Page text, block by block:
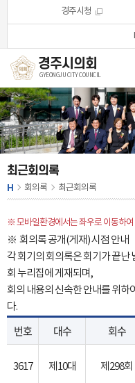
경주시청
경주시의회
GYEONGJU CITY COUNCIL
최근회의록
H 회의록 최근회의록
※ 모바일환경에서는 좌우로 이동하여
※ 회의록 공개(게재) 시점 안내
각 회기의 회의록은 회기가 끝난
회 누리집에 게재되며,
회의 내용의 신속한 안내를 위하
다.
번호 대수 회수
3617 제10대 제298회